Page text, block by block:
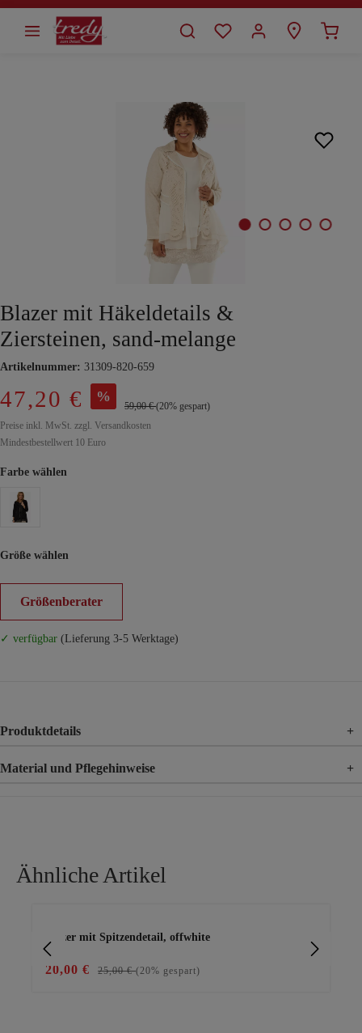
springen
Blazer mit Häkeldetails &
Ziersteinen, sand-melange
Artikelnummer: 31309-820-659
47,20 € %
59,00 €(20% gespart)
Preise inkl. MwSt. zzgl. Versandkosten
Mindestbestellwert 10 Euro
Farbe wählen
Größe wählen
Größenberater
✓ verfügbar (Lieferung 3-5 Werktage)
Produktdetails +
Material und Pflegehinweise +
Ähnliche Artikel
Blazer mit Spitzendetail, offwhite
20,00 € 25,00 €(20% gespart)